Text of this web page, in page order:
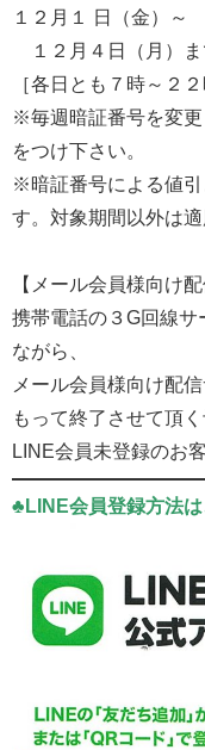
１２月１ 日（金）～
１２月４日（月）
［各日とも７時～２２
※毎週暗証番号を変
をつけ下さい。
※暗証番号による値
す。対象期間以外は適
【メール会員様向け
携帯電話の３G回線
ながら、
メール会員様向け配
もって終了させて頂く
LINE会員未登録のお
♣LINE会員登録方法